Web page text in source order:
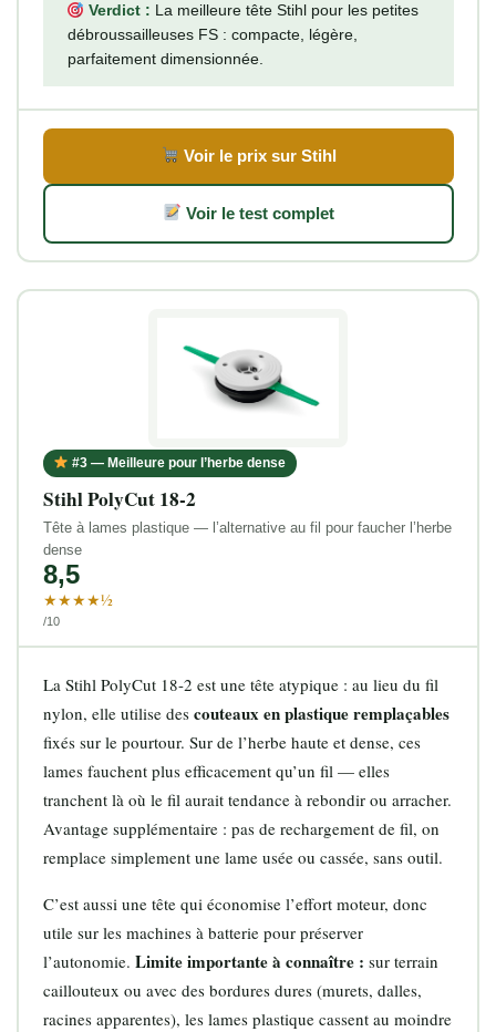
Verdict : La meilleure tête Stihl pour les petites
débroussailleuses FS : compacte, légère,
parfaitement dimensionnée.
Voir le prix sur Stihl
Voir le test complet
#3 — Meilleure pour l’herbe dense
Stihl PolyCut 18-2
Tête à lames plastique — l’alternative au fil pour faucher l’herbe
dense
8,5
★★★★½
/10
La Stihl PolyCut 18-2 est une tête atypique : au lieu du fil
nylon, elle utilise des couteaux en plastique remplaçables
fixés sur le pourtour. Sur de l’herbe haute et dense, ces
lames fauchent plus efficacement qu’un fil — elles
tranchent là où le fil aurait tendance à rebondir ou arracher.
Avantage supplémentaire : pas de rechargement de fil, on
remplace simplement une lame usée ou cassée, sans outil.
C’est aussi une tête qui économise l’effort moteur, donc
utile sur les machines à batterie pour préserver
l’autonomie. Limite importante à connaître : sur terrain
caillouteux ou avec des bordures dures (murets, dalles,
racines apparentes), les lames plastique cassent au moindre